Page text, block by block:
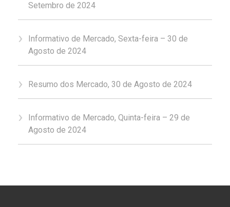
Setembro de 2024
Informativo de Mercado, Sexta-feira – 30 de
Agosto de 2024
Resumo dos Mercado, 30 de Agosto de 2024
Informativo de Mercado, Quinta-feira – 29 de
Agosto de 2024